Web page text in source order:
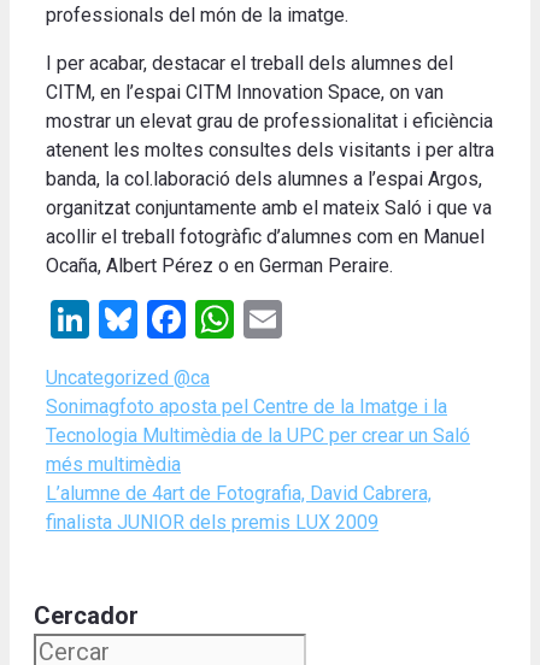
professionals del món de la imatge.
I per acabar, destacar el treball dels alumnes del
CITM, en l’espai CITM Innovation Space, on van
mostrar un elevat grau de professionalitat i eficiència
atenent les moltes consultes dels visitants i per altra
banda, la col.laboració dels alumnes a l’espai Argos,
organitzat conjuntamente amb el mateix Saló i que va
acollir el treball fotogràfic d’alumnes com en Manuel
Ocaña, Albert Pérez o en German Peraire.
LinkedIn
Bluesky
Facebook
WhatsApp
Categories
Uncategorized @ca
Sonimagfoto aposta pel Centre de la Imatge i la
Tecnologia Multimèdia de la UPC per crear un Saló
més multimèdia
L’alumne de 4art de Fotografia, David Cabrera,
finalista JUNIOR dels premis LUX 2009
Cercador